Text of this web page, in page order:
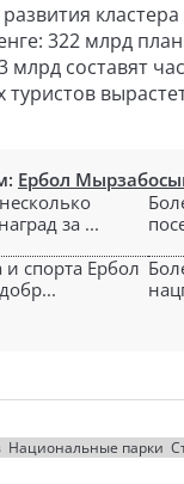
322 млрд
млрд составят
Ербол
за ...
спорта Ербол
Национальные парки